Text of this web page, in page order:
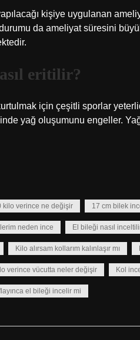
kişiye uygulanan
da ameliyat süresini
eritilir?
için çeşitli sporlar
yağ oluşumunu engeller.
kilo verince ne değişir 17 cm bilek
neden ince El bileği nasıl
Kilo alırsam kollarım kalınlaşır mı
verince vücutta neler değişir Kol
el bileği incelir mi